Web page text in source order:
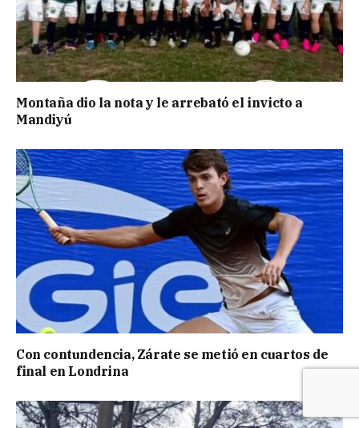
Montaña dio la nota y le arrebató el invicto a
Mandiyú
Con contundencia, Zárate se metió en cuartos de
final en Londrina